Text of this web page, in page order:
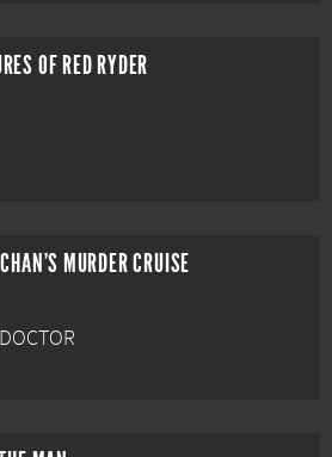
OF RED RYDER
MURDER CRUISE